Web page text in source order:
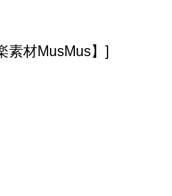
素材MusMus】]